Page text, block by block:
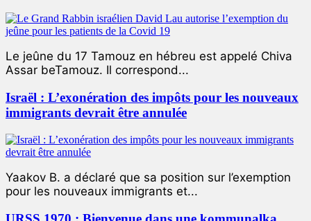
Le jeûne du 17 Tamouz en hébreu est appelé Chiva
Assar beTamouz. Il correspond...
Israël : L’exonération des impôts pour les nouveaux
immigrants devrait être annulée
Yaakov B. a déclaré que sa position sur l’exemption
pour les nouveaux immigrants et...